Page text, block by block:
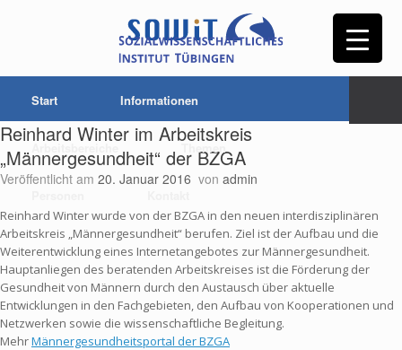
Start Informationen
Themen
Reinhard Winter im Arbeitskreis
„Männergesundheit“ der BZGA
Veröffentlicht am 20. Januar 2016 von admin
Reinhard Winter wurde von der BZGA in den neuen interdisziplinären
Arbeitskreis „Männergesundheit“ berufen. Ziel ist der Aufbau und die
Weiterentwicklung eines Internetangebotes zur Männergesundheit.
Hauptanliegen des beratenden Arbeitskreises ist die Förderung der
Gesundheit von Männern durch den Austausch über aktuelle
Entwicklungen in den Fachgebieten, den Aufbau von Kooperationen und
Netzwerken sowie die wissenschaftliche Begleitung.
MehrMännergesundheitsportal der BZGA